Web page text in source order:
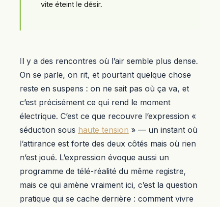
vite éteint le désir.
Il y a des rencontres où l’air semble plus dense.
On se parle, on rit, et pourtant quelque chose
reste en suspens : on ne sait pas où ça va, et
c’est précisément ce qui rend le moment
électrique. C’est ce que recouvre l’expression «
séduction sous haute tension » — un instant où
l’attirance est forte des deux côtés mais où rien
n’est joué. L’expression évoque aussi un
programme de télé-réalité du même registre,
mais ce qui amène vraiment ici, c’est la question
pratique qui se cache derrière : comment vivre